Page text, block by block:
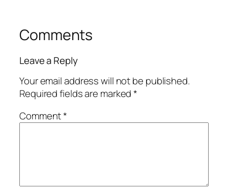
Comments
Leave a Reply
Your email address will not be published.
Required fields are marked*
Comment*